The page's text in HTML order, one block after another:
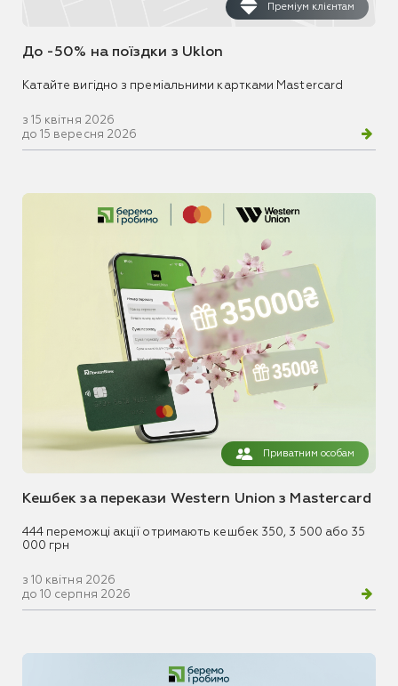
Преміум клієнтам
До -50% на поїздки з Uklon
Катайте вигідно з преміальними картками Mastercard
з 15 квітня 2026
до 15 вересня 2026
Приватним особам
Кешбек за перекази Western Union з Mastercard
444 переможці акції отримають кешбек 350, 3 500 або 35
000 грн
з 10 квітня 2026
до 10 серпня 2026